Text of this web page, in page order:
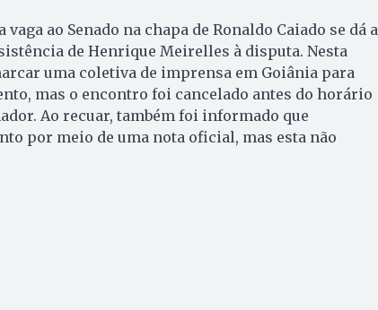
ao Senado na chapa de Ronaldo Caiado se dá a
de Henrique Meirelles à disputa. Nesta
uma coletiva de imprensa em Goiânia para
mas o encontro foi cancelado antes do horário
Ao recuar, também foi informado que
por meio de uma nota oficial, mas esta não